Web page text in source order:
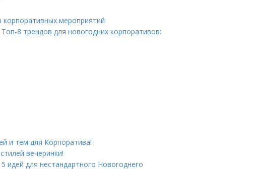
мероприятий
8 трендов для новогодних корпоративов:
и тем для Корпоратива!
вечеринки!
идей для нестандартного Новогоднего